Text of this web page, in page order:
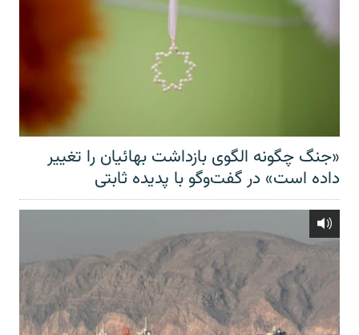
«جنگ چگونه الگوی بازداشت بهائیان را تغییر
داده است» در گفت‌وگو با پدیده ثابتی